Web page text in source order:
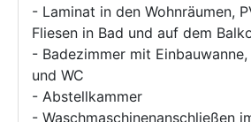
- Laminat in den Wohnräumen,
Fliesen in Bad und auf dem
- Badezimmer mit
und WC
- Abstellkammer
- Waschmaschinenanschließen